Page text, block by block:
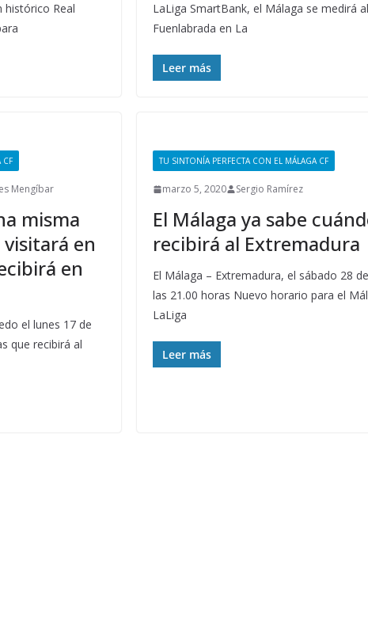
histórico Real
LaLiga SmartBank, el Málaga se medirá al
Fuenlabrada en La
Leer más
CF
Mengíbar
misma
visitará en
en
el lunes 17 de
que recibirá al
TU SINTONÍA PERFECTA CON EL MÁLAGA CF
marzo 5, 2020 Sergio Ramírez
El Málaga ya sabe
recibirá al Extremadura
El Málaga – Extremadura, el sábado 28
las 21.00 horas Nuevo horario para el
LaLiga
Leer más